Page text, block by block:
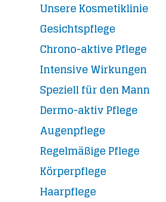
Unsere Kosmetiklinie
Gesichtspflege
Chrono-aktive Pflege
Intensive Wirkungen
Speziell für den Mann
Dermo-aktiv Pflege
Augenpflege
Regelmäßige Pflege
Körperpflege
Haarpflege